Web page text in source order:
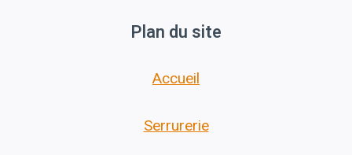
Plan du site
Accueil
Serrurerie